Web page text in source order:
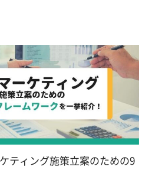
ティング施策立案のための9